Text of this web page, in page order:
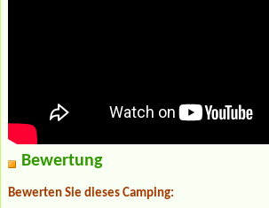
Bewertung
Bewerten Sie dieses Camping: